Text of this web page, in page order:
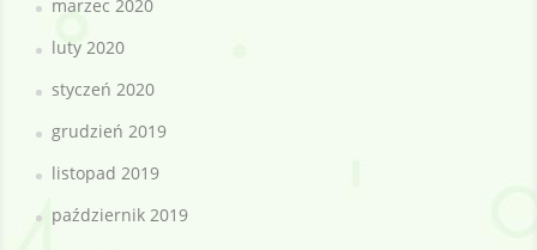
marzec 2020
luty 2020
styczeń 2020
grudzień 2019
listopad 2019
październik 2019